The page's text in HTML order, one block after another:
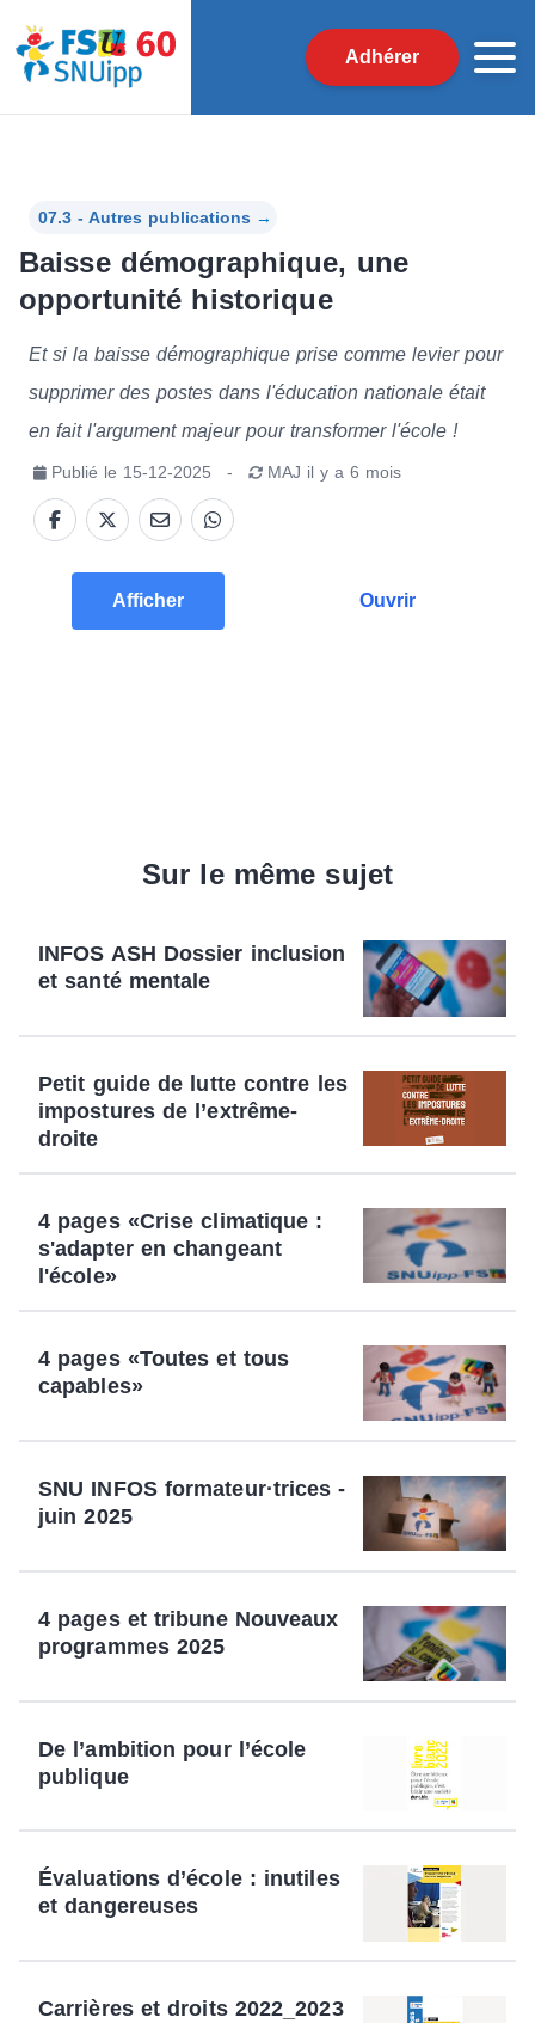
Adhérer
07.3 - Autres publications →
Baisse démographique, une
opportunité historique
Et si la baisse démographique prise comme levier pour
supprimer des postes dans l'éducation nationale était
en fait l'argument majeur pour transformer l'école !
Publié le 15-12-2025 - MAJ il y a 6 mois
Afficher Ouvrir
Sur le même sujet
INFOS ASH Dossier inclusion
et santé mentale
Petit guide de lutte contre les
impostures de l’extrême-
droite
4 pages «Crise climatique :
s'adapter en changeant
l'école»
4 pages «Toutes et tous
capables»
SNU INFOS formateur·trices -
juin 2025
4 pages et tribune Nouveaux
programmes 2025
De l’ambition pour l’école
publique
Évaluations d’école : inutiles
et dangereuses
Carrières et droits 2022_2023